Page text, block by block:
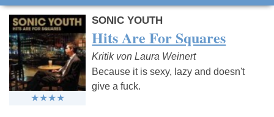
SONIC YOUTH
Hits Are For Squares
Kritik von Laura Weinert
Because it is sexy, lazy and doesn't
give a fuck.